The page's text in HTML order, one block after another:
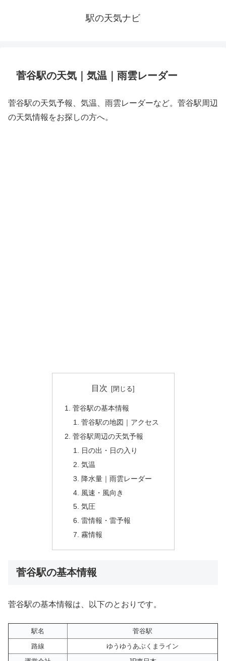
駅の天気ナビ
菅谷駅の天気｜気温｜雨雲レーダー
菅谷駅の天気予報、気温、雨雲レーダーなど。菅谷駅周辺
の天気情報をお探しの方へ。
目次
菅谷駅の基本情報
菅谷駅の地図｜アクセス
菅谷駅周辺の天気予報
日の出・日の入り
気温
降水量｜雨雲レーダー
風速・風向き
気圧
雷情報・雷予報
霧情報
菅谷駅の基本情報
菅谷駅の基本情報は、以下のとおりです。
駅名
菅谷駅
路線
ゆうゆうあぶくまライン